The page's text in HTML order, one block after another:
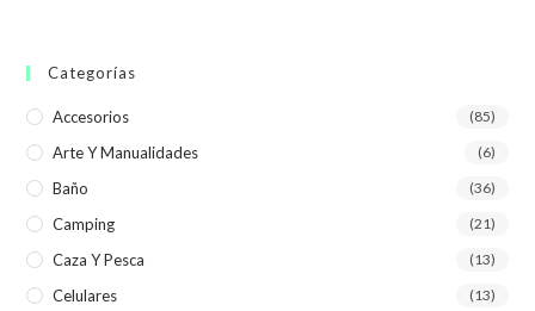
Categorías
Accesorios (85)
Arte Y Manualidades (6)
Baño (36)
Camping (21)
Caza Y Pesca (13)
Celulares (13)